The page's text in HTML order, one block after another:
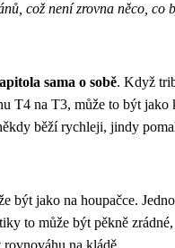
což není zrovna něco, co
sama o sobě. Když
T4 na T3, může to být jako
běží rychleji, jindy
být jako na houpačce.
to může být pěkně
na kládě.